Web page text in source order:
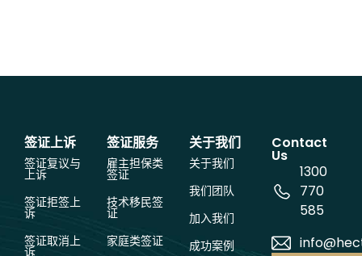
签证上诉
签证复议与
上诉
签证拒签上
诉
签证取消上
诉
签证服务
雇主担保类
签证
技术移民签
证
家庭类签证
关于我们
关于我们
我们团队
加入我们
成功案例
Contact
Us
1300
770
585